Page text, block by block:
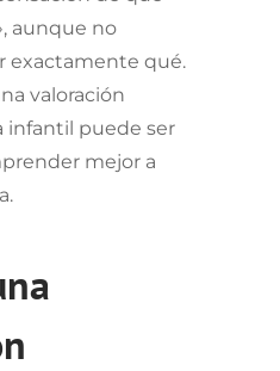
aunque no
exactamente qué.
valoración
infantil puede ser
mejor a